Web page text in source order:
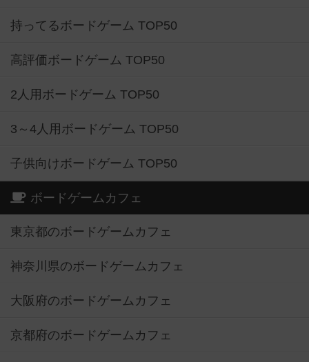
持ってるボードゲーム TOP50
高評価ボードゲーム TOP50
2人用ボードゲーム TOP50
3～4人用ボードゲーム TOP50
子供向けボードゲーム TOP50
ボードゲームカフェ
東京都のボードゲームカフェ
神奈川県のボードゲームカフェ
大阪府のボードゲームカフェ
京都府のボードゲームカフェ